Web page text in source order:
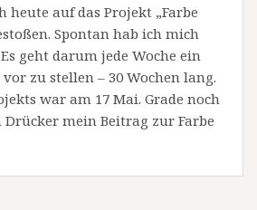
heute auf das Projekt „Farbe
Spontan hab ich mich
geht darum jede Woche ein
zu stellen – 30 Wochen lang.
war am 17 Mai. Grade noch
mein Beitrag zur Farbe